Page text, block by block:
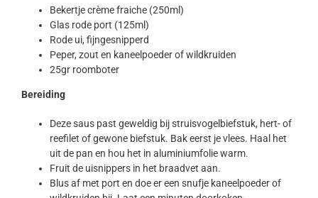
Bekertje crème fraiche (250ml)
Glas rode port (125ml)
Rode ui, fijngesnipperd
Peper, zout en kaneelpoeder of wildkruiden
25gr roomboter
Bereiding
Deze saus past geweldig bij struisvogelbiefstuk, hert- of
reefilet of gewone biefstuk. Bak eerst je vlees. Haal het
uit de pan en hou het in aluminiumfolie warm.
Fruit de uisnippers in het braadvet aan.
Blus af met port en doe er een snufje kaneelpoeder of